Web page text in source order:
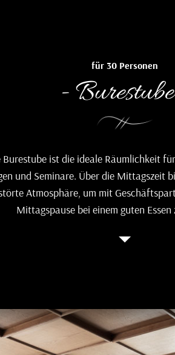
für 30 Personen
-
Burestube ist die ideale Räumlichkeit
und Seminare. Über die Mittagszeit
Atmosphäre, um mit
Mittagspause bei einem guten Essen